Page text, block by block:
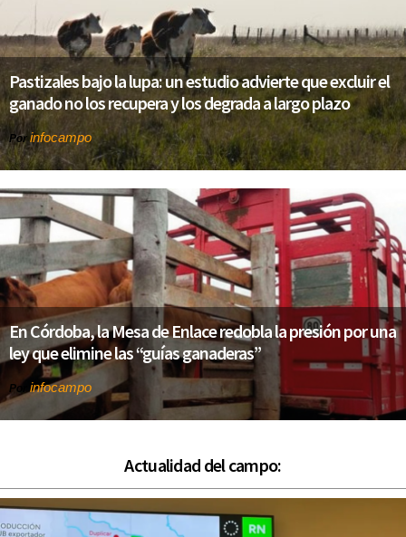
Pastizales bajo la lupa: un estudio advierte que excluir el
ganado no los recupera y los degrada a largo plazo
Por infocampo
En Córdoba, la Mesa de Enlace redobla la presión por una
ley que elimine las “guías ganaderas”
Porinfocampo
Actualidad del campo: